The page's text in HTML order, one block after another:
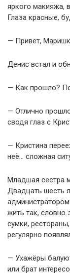
яркого макияжа,
Глаза красные,
— Привет,
Денис встал и
— Как прошло?
— Отлично
сводя глаз с
— Кристина
неё… сложная
Младшая сестра
Двадцать шесть
жить так, словно
сумки,
регулярно
— Ухажёры
или брат